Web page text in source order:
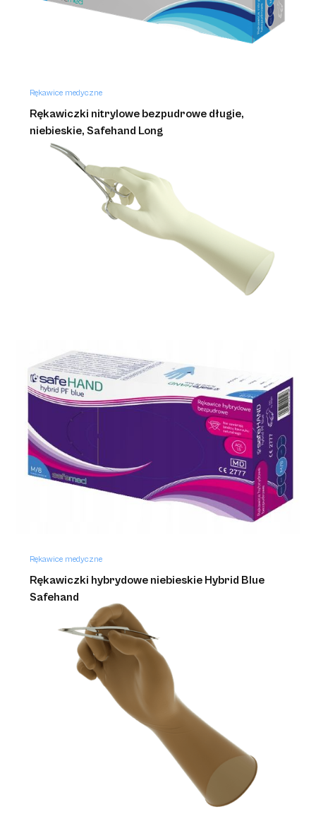
Rękawice medyczne
Rękawiczki nitrylowe bezpudrowe długie,
niebieskie, Safehand Long
Rękawice medyczne
Medi-Grip Latex Standard
Rękawice medyczne
Rękawiczki hybrydowe niebieskie Hybrid Blue
Safehand